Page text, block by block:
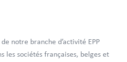
notre branche d’activité EPP
les sociétés françaises, belges et